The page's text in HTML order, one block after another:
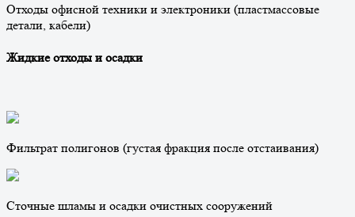
Отходы офисной техники и электроники (пластмассовые
детали, кабели)
Жидкие отходы и осадки
Фильтрат полигонов (густая фракция после отстаивания)
Сточные шламы и осадки очистных сооружений